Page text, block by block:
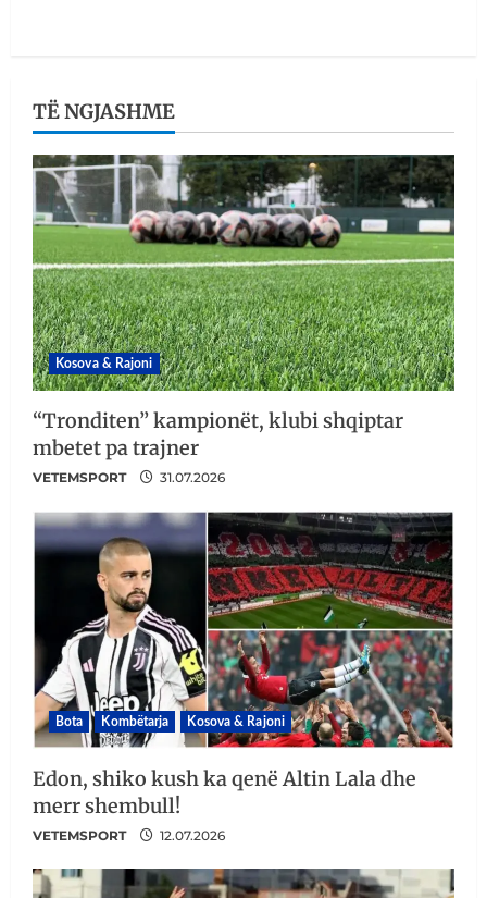
TË NGJASHME
Kosova & Rajoni
“Tronditen” kampionët, klubi shqiptar
mbetet pa trajner
VETEMSPORT 31.07.2026
Bota Kombëtarja Kosova & Rajoni
Edon, shiko kush ka qenë Altin Lala dhe
merr shembull!
VETEMSPORT 12.07.2026